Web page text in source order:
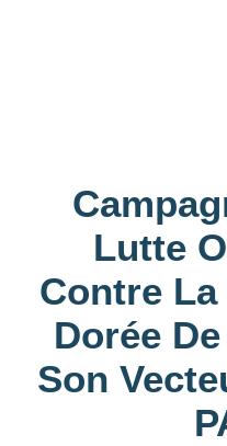
Lutte
Contre
Dorée
Son